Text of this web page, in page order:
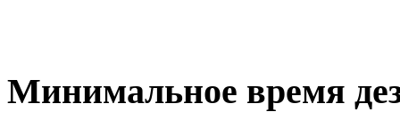
Минимальное время